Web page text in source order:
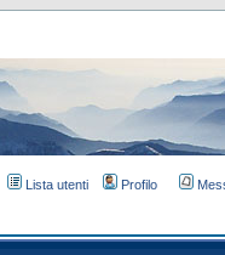
Lista utenti Profilo